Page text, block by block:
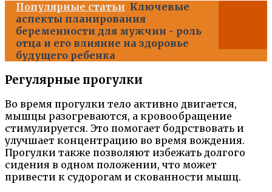
Популярные статьи Ключевые
аспекты планирования
беременности для мужчин - роль
отца и его влияние на здоровье
будущего ребенка
Регулярные прогулки
Во время прогулки тело активно двигается,
мышцы разогреваются, а кровообращение
стимулируется. Это помогает бодрствовать и
улучшает концентрацию во время вождения.
Прогулки также позволяют избежать долгого
сидения в одном положении, что может
привести к судорогам и скованности мышц.